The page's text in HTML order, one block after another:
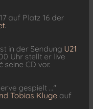
auf Platz 16 der
.
in der Sendung U21
Uhr stellt er live
CD vor.
gespielt ..."
Tobias Kluge auf